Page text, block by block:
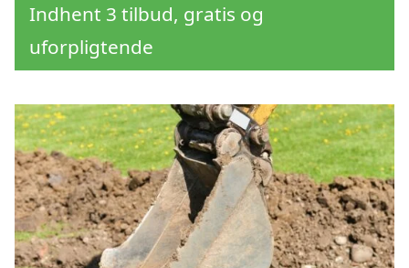
Indhent 3 tilbud, gratis og
uforpligtende